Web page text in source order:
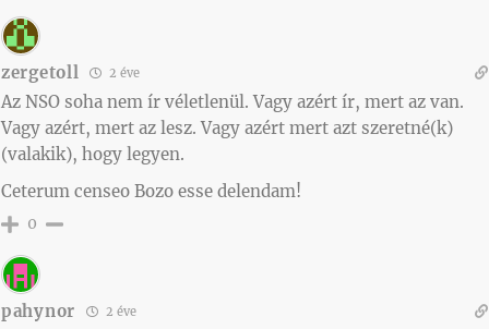
zergetoll 2 éve
Az NSO soha nem ír véletlenül. Vagy azért ír, mert az van.
Vagy azért, mert az lesz. Vagy azért mert azt szeretné(k)
(valakik), hogy legyen.
Ceterum censeo Bozo esse delendam!
0
pahynor 2 éve